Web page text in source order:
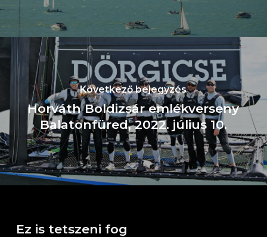
Következő bejegyzés
Horváth Boldizsár emlékverseny
Balatonfüred, 2022. július 10.
Ez is tetszeni fog